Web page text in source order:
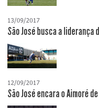
13/09/2017
São José busca a liderança
12/09/2017
São José encara o Aimoré